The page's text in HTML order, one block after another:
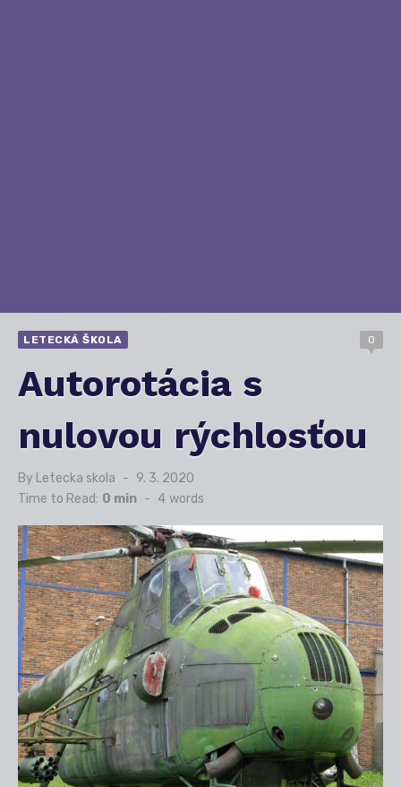
LETECKÁ ŠKOLA 0
Autorotácia s
nulovou rýchlosťou
By Letecka skola
Posted
on
9. 3. 2020
Time to Read: 0 min - 4 words